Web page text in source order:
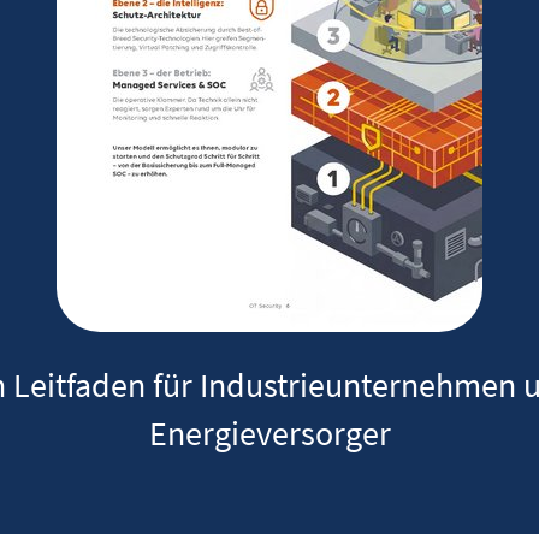
Leitfaden für Industrieunternehmen
Energieversorger